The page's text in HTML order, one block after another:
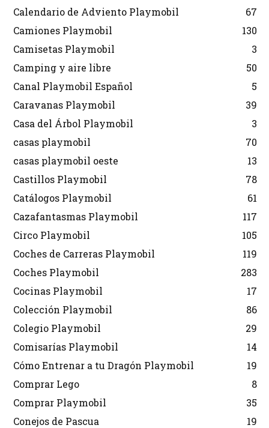
Calendario de Adviento Playmobil
67
Camiones Playmobil
130
Camisetas Playmobil
3
Camping y aire libre
50
Canal Playmobil Español
5
Caravanas Playmobil
39
Casa del Árbol Playmobil
3
casas playmobil
70
casas playmobil oeste
13
Castillos Playmobil
78
Catálogos Playmobil
61
Cazafantasmas Playmobil
117
Circo Playmobil
105
Coches de Carreras Playmobil
119
Coches Playmobil
283
Cocinas Playmobil
17
Colección Playmobil
86
Colegio Playmobil
29
Comisarías Playmobil
14
Cómo Entrenar a tu Dragón Playmobil
19
Comprar Lego
8
Comprar Playmobil
35
Conejos de Pascua
19